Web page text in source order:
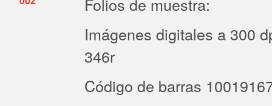
Imágenes digitales a 300
346r
Código de barras